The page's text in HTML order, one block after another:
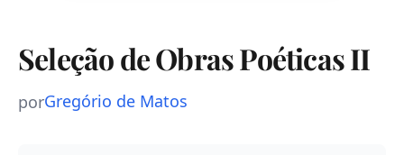
Seleção de Obras Poéticas II
porGregório de Matos